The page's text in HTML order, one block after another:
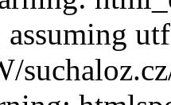
assuming